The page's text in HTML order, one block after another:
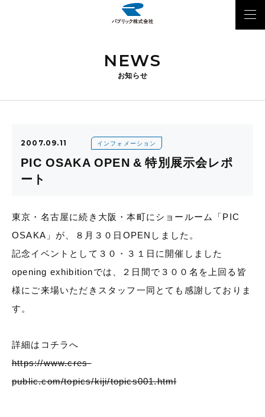
NEWS
お知らせ
2007.09.11 インフォメーション
PIC OSAKA OPEN & 特別展示会レポ
ート
東京・名古屋に続き大阪・本町にショールーム「PIC
OSAKA」が、８月３０日OPENしました。
記念イベントとして３０・３１日に開催しました
opening exhibitionでは、２日間で３００名を上回る皆
様にご来場いただきスタッフ一同とても感謝しておりま
す。
詳細はコチラへ
https://www.cres-
public.com/topics/kiji/topics001.html